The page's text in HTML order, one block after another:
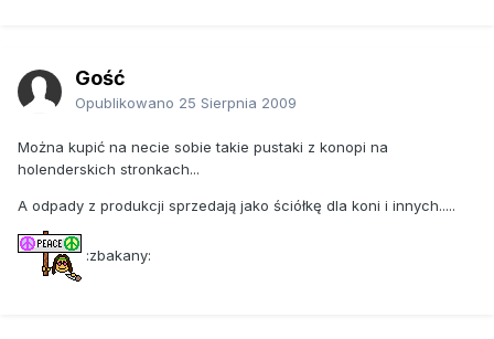
Mało tego, przy siedmiokrotnie większej wytrzymałości
Nic tylko uprawiać i budować. Na szczęściew Europie
technologia jest coraz bardziej popularna.
USA rodzaj konopi, z którego wytwarza się Hemcrete jest
Największy wytwórca produktów z konopi w Wielkiej
Brytanii ciągle szuka nowych osób, które chciałyby
Gość
Opublikowano 25 Sierpnia 2009
Można kupić na necie sobie takie pustaki z konopi na
holenderskich stronkach...
A odpady z produkcji sprzedają jako ściółkę dla koni i innych.....
:zbakany: